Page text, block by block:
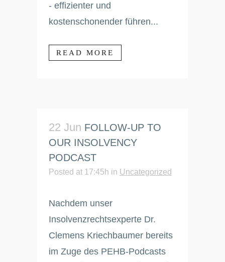
- effizienter und
kostenschonender führen...
READ MORE
22 Jun FOLLOW-UP TO
OUR INSOLVENCY
PODCAST
Posted at 17:45h in Uncategorized
Nachdem unser
Insolvenzrechtsexperte Dr.
Clemens Kriechbaumer bereits
im Zuge des PEHB-Podcasts